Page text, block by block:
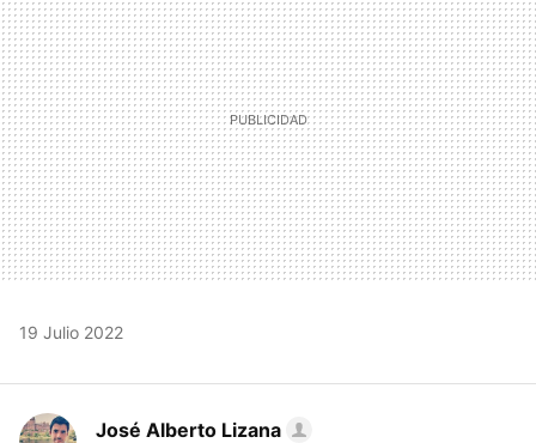
19 Julio 2022
José Alberto Lizana